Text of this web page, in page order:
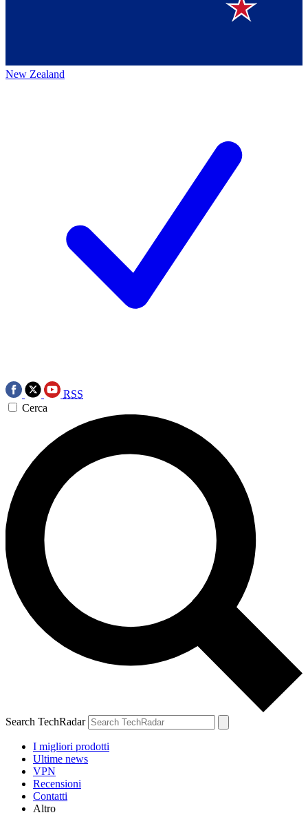
New Zealand
RSS
Cerca
Search TechRadar
I migliori prodotti
Ultime news
VPN
Recensioni
Contatti
Altro